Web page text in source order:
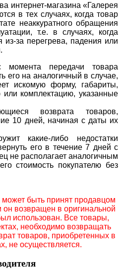
интернет-магазина «Галерея
в тех случаях, когда товар
неаккуратного обращения
т.е. в случаях, когда
из-за перегрева, падения или
передачи товара
его на аналогичный в случае,
искомую форму, габариты,
или комплектацию, указанные
возврата товаров,
10 дней, начиная с даты их
какие-либо недостатки
его в течение 7 дней с
не располагает аналогичным
стоимость покупателю без
может быть принят продавцом
он возвращен в оригинальной
использован. Все товары,
необходимо возвращать
товаров, приобретенных в
не осуществляется.